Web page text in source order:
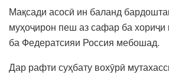
Мақсади асосӣ ин баланд
муҳоҷирон пеш аз сафар ба
ба Федератсияи Россия мебошад.
Дар рафти суҳбату вохӯрӣ